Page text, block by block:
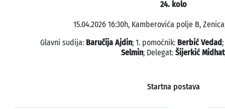
24. kolo
15.04.2026 16:30h, Kamberovića polje B,
Glavni sudija: Baručija Ajdin; 1. pomoćnik: Berbić Vedad
Selmin; Delegat: Šijerkić Midhat
Startna postava